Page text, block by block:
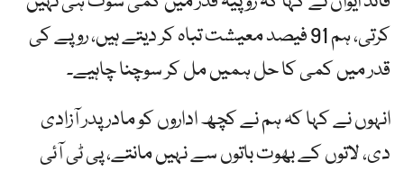
کرتی، ہم 91 فیصد معیشت تباہ کر دیتے ہیں، روپے کی
قدر میں کمی کا حل ہمیں مل کر سوچنا چاہیے۔
انہوں نے کہا کہ ہم نے کچھ اداروں کو مادر پدر آزادی
دی، لاتوں کے بھوت باتوں سے نہیں مانتے، پی ٹی آئی